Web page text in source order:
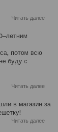
Читать далее
потом всю
буду с
Читать далее
в магазин за
Читать далее